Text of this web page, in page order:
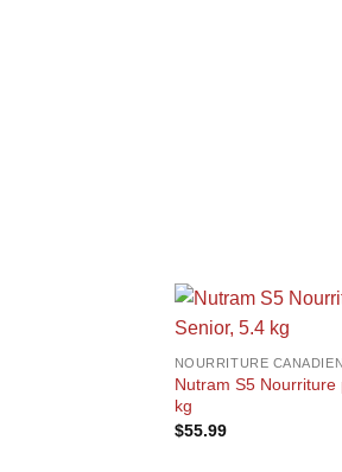
+
NOURRITURE
Nutram S5
kg
$55.99